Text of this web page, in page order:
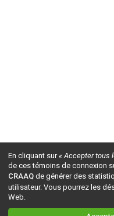
En cliquant sur« Accepter tous
de ces témoins de connexion
CRAAQ de générer des
utilisateur. Vous pourrez les
Web.